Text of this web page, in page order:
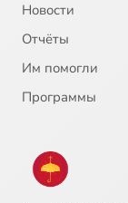
Новости
Отчёты
Им помогли
Программы